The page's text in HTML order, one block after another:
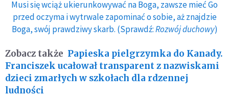
Musi się wciąż ukierunkowywać na Boga, zawsze mieć Go
przed oczyma i wytrwale zapominać o sobie, aż znajdzie
Boga, swój prawdziwy skarb. (Sprawdź:Rozwój duchowy)
Zobacz także Papieska pielgrzymka do Kanady.
Franciszek ucałował transparent z nazwiskami
dzieci zmarłych w szkołach dla rdzennej
ludności